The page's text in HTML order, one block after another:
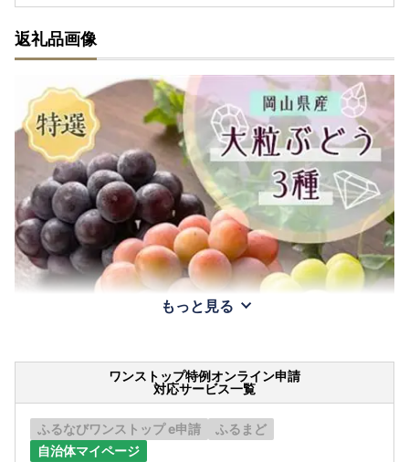
返礼品画像
もっと見る
ワンストップ特例オンライン申請
対応サービス一覧
ふるなびワンストップ e申請
ふるまど
自治体マイページ